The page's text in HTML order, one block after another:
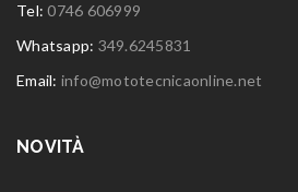
Tel:0746 606999
Whatsapp: 349.6245831
Email: info@mototecnicaonline.net
NOVITÀ